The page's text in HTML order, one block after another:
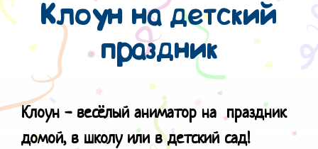
Клоун на детский
праздник
Клоун - весёлый аниматор на праздник
домой, в школу или в детский сад!